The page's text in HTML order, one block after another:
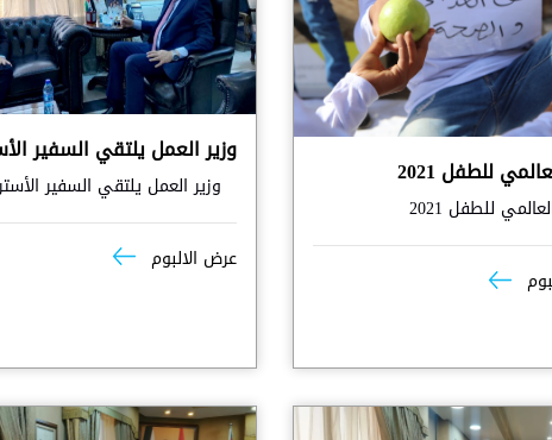
للطفل 2021
للطفل 2021
وزير العمل يلتقي السفير
وزير العمل يلتقي السفير
عرض الالبوم